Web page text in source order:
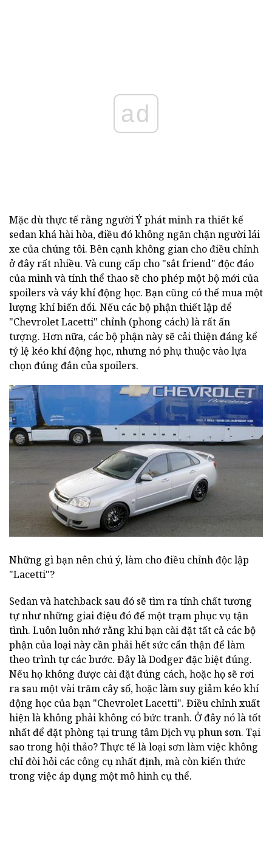
ad
Mặc dù thực tế rằng người Ý phát minh ra thiết kế
sedan khá hài hòa, điều đó không ngăn chặn người lái
xe của chúng tôi. Bên cạnh không gian cho điều chỉnh
ở đây rất nhiều. Và cung cấp cho "sắt friend" độc đáo
của mình và tính thể thao sẽ cho phép một bộ mới của
spoilers và váy khí động học. Bạn cũng có thể mua một
lượng khí biến đổi. Nếu các bộ phận thiết lập để
"Chevrolet Lacetti" chỉnh (phong cách) là rất ấn
tượng. Hơn nữa, các bộ phận này sẽ cải thiện đáng kể
tỷ lệ kéo khí động học, nhưng nó phụ thuộc vào lựa
chọn đúng đắn của spoilers.
Những gì bạn nên chú ý, làm cho điều chỉnh độc lập
"Lacetti"?
Sedan và hatchback sau đó sẽ tìm ra tính chất tương
tự như những giai điệu đó để một trạm phục vụ tận
tình. Luôn luôn nhớ rằng khi bạn cài đặt tất cả các bộ
phận của loại này cần phải hết sức cẩn thận để làm
theo trình tự các bước. Đây là Dodger đặc biệt đúng.
Nếu họ không được cài đặt đúng cách, hoặc họ sẽ rơi
ra sau một vài trăm cây số, hoặc làm suy giảm kéo khí
động học của bạn "Chevrolet Lacetti". Điều chỉnh xuất
hiện là không phải không có bức tranh. Ở đây nó là tốt
nhất để đặt phòng tại trung tâm Dịch vụ phun sơn. Tại
sao trong hội thảo? Thực tế là loại sơn làm việc không
chỉ đòi hỏi các công cụ nhất định, mà còn kiến thức
trong việc áp dụng một mô hình cụ thể.